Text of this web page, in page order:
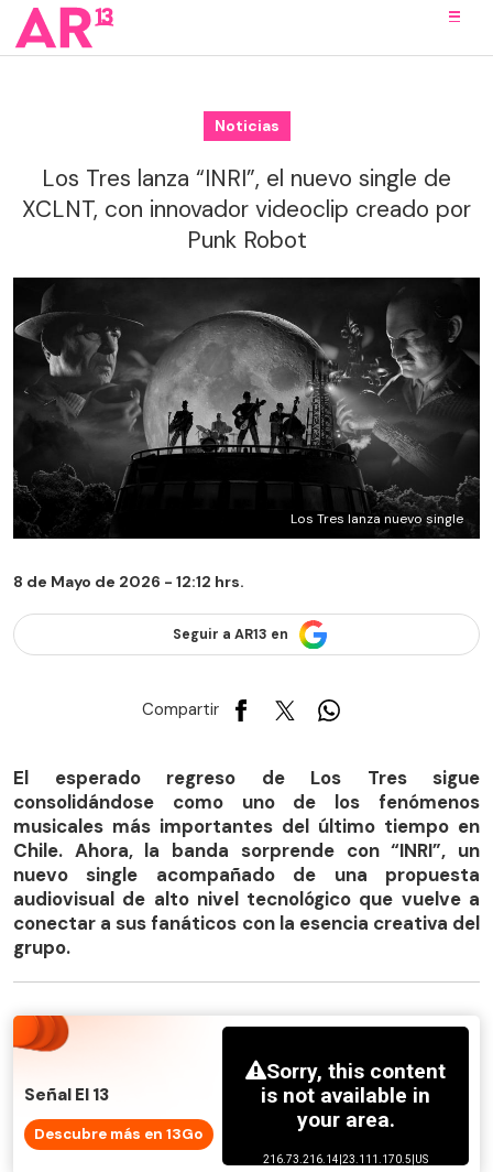
Noticias
Los Tres lanza “INRI”, el nuevo single de
XCLNT, con innovador videoclip creado por
Punk Robot
Los Tres lanza nuevo single
8 de Mayo de 2026 - 12:12 hrs.
Seguir a AR13 en
Compartir
El esperado regreso de Los Tres sigue
consolidándose como uno de los fenómenos
musicales más importantes del último tiempo en
Chile. Ahora, la banda sorprende con “INRI”, un
nuevo single acompañado de una propuesta
audiovisual de alto nivel tecnológico que vuelve a
conectar a sus fanáticos con la esencia creativa del
grupo.
Señal El 13
Descubre más en 13Go